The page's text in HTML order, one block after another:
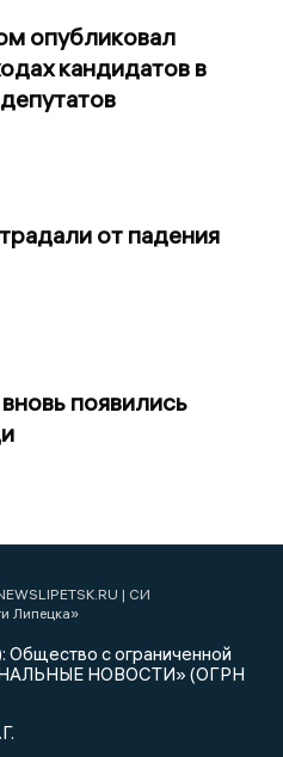
опубликовал
кандидатов в
от падения
появились
| СИ
Липецка»
Общество с ограниченной
НОВОСТИ» (ОГРН